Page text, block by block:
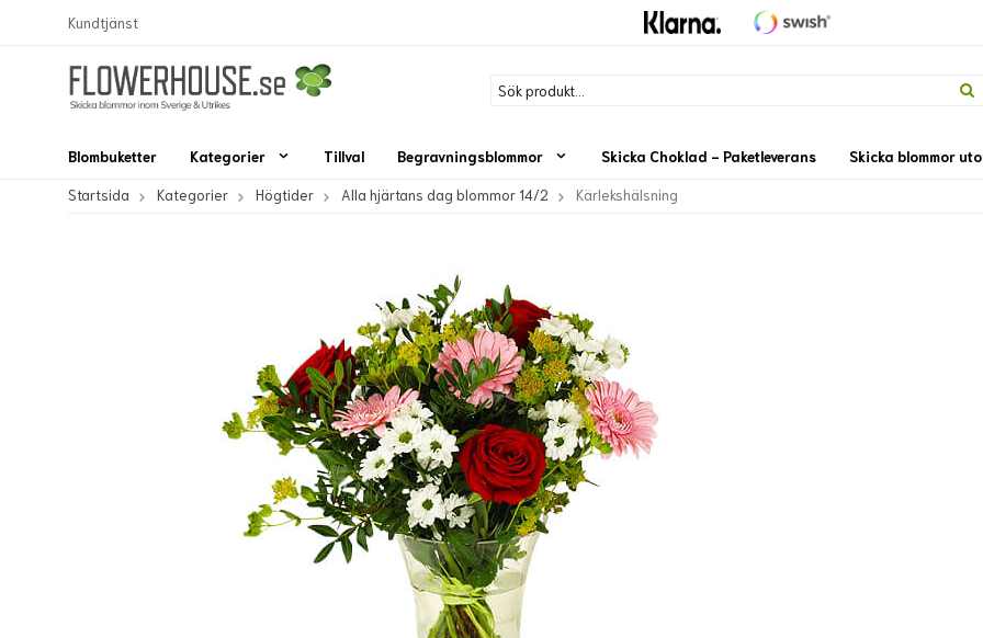
Kundtjänst
Blombuketter Kategorier Tillval Begravningsblommor Skicka Choklad - Paketleverans Skicka blommor
Startsida Kategorier Högtider Alla hjärtans dag blommor 14/2 Kärlekshälsning